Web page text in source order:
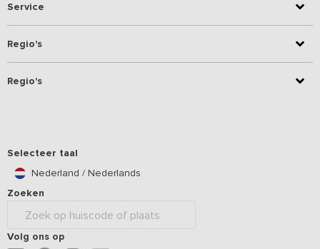
Service
Regio's
Regio's
Selecteer taal
Nederland / Nederlands
Zoeken
Volg ons op